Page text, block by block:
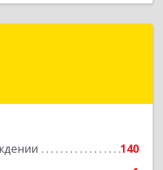
140
Подробнее